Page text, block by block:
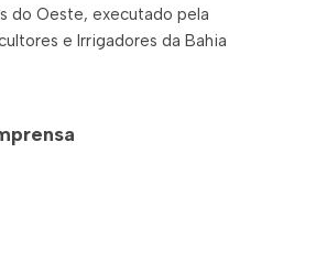
do Oeste, executado pela
e Irrigadores da Bahia